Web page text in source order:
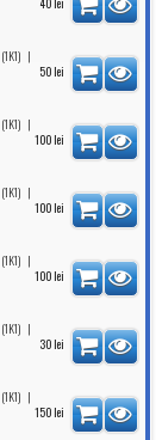
40 lei
|
50 lei
|
100 lei
|
100 lei
|
100 lei
|
30 lei
|
150 lei